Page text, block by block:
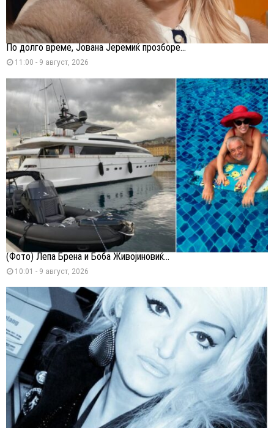
По долго време, Јована Јеремиќ прозборе...
11:00 - 9 август, 2026
(Фото) Лепа Брена и Боба Живојиновиќ...
10:01 - 9 август, 2026